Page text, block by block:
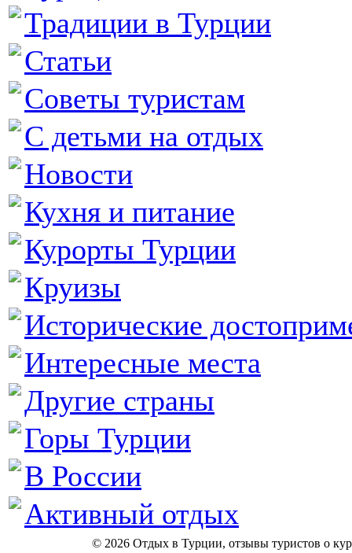
Традиции в Турции
Статьи
Советы туристам
С детьми на отдых
Новости
Кухня и питание
Курорты Турции
Круизы
Исторические
Интересные места
Другие страны
Горы Турции
В России
Активный отдых
© 2026 Отдых в Турции, отзывы туристов о